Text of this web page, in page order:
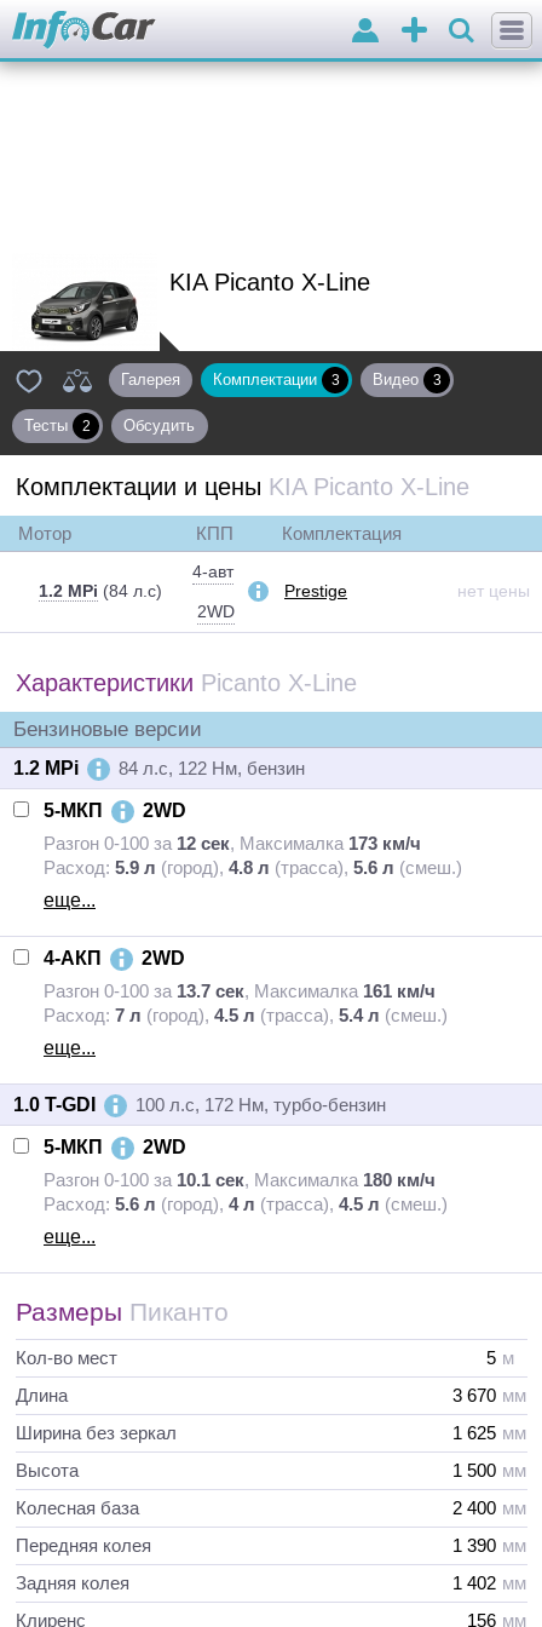
Добавить
объявление
Войти
KIA Picanto X-Line
Галерея Комплектации 3 Видео 3
Тесты 2 Обсудить
Комплектации и цены KIA Picanto X-Line
Мотор КПП Комплектация
1.2 MPi (84 л.с)
4-авт
2WD
Prestige нет цены
Характеристики Picanto X-Line
Бензиновые версии
1.2 MPi 84 л.с, 122 Нм, бензин
5-МКП
2WD
Разгон 0-100 за 12 сек, Максималка 173 км/ч
Расход: 5.9 л (город), 4.8 л (трасса), 5.6 л (смеш.)
еще...
4-АКП
2WD
Разгон 0-100 за 13.7 сек, Максималка 161 км/ч
Расход: 7 л (город), 4.5 л (трасса), 5.4 л (смеш.)
еще...
1.0 T-GDI 100 л.с, 172 Нм, турбо-бензин
5-МКП
2WD
Разгон 0-100 за 10.1 сек, Максималка 180 км/ч
Расход: 5.6 л (город), 4 л (трасса), 4.5 л (смеш.)
еще...
Размеры Пиканто
Кол-во мест 5 м
Длина
3 670 мм
Ширина без зеркал
1 625 мм
Высота
1 500 мм
Колесная база
2 400 мм
Передняя колея
1 390 мм
Задняя колея
1 402 мм
Клиренс
156 мм